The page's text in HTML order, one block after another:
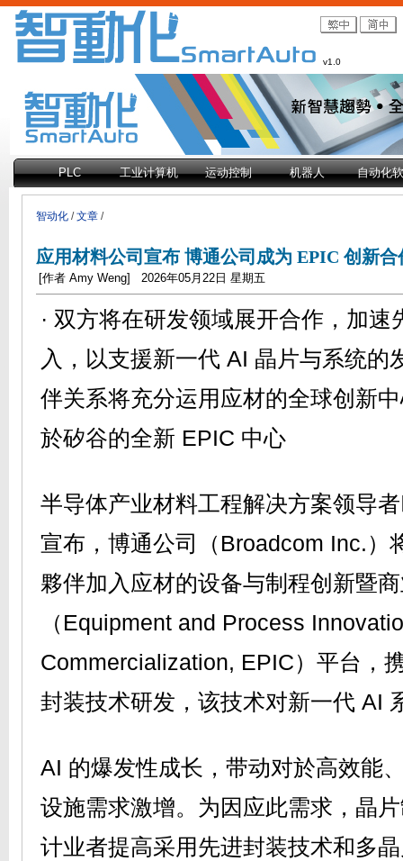
v1.0
PLC 工业计算机 运动控制 机器人 自动化
智动化/文章/
应用材料公司宣布 博通公司成为 EPIC 创新合
[作者 Amy Weng] 2026年05月22日 星期五
· 双方将在研发领域展开合作，加速
入，以支援新一代 AI 晶片与系统的
伴关系将充分运用应材的全球创新
於矽谷的全新 EPIC 中心
半导体产业材料工程解决方案领导
宣布，博通公司（Broadcom Inc.）
夥伴加入应材的设备与制程创新暨
（Equipment and Process
Commercialization, EPIC）平台，
封装技术研发，该技术对新一代 AI
AI 的爆发性成长，带动对於高效能
设施需求激增。为因应此需求，晶
计业者提高采用先进封装技术和多